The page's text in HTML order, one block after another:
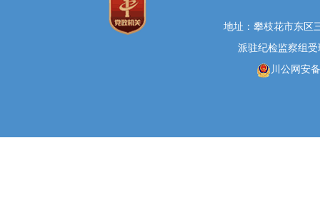
地址：攀枝花市东区
派驻纪检监察组受
川公网安